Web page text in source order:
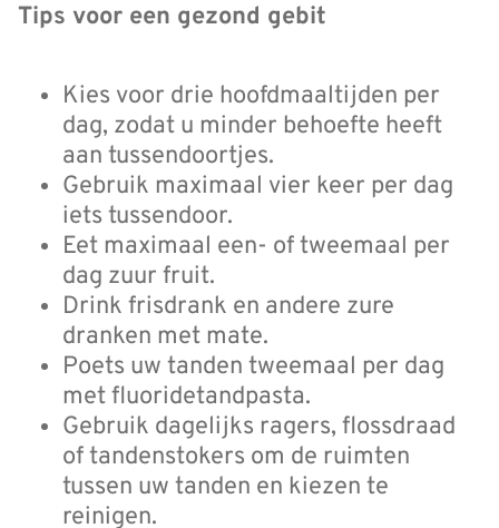
Tips voor een gezond gebit
Kies voor drie hoofdmaaltijden per
dag, zodat u minder behoefte heeft
aan tussendoortjes.
Gebruik maximaal vier keer per dag
iets tussendoor.
Eet maximaal een- of tweemaal per
dag zuur fruit.
Drink frisdrank en andere zure
dranken met mate.
Poets uw tanden tweemaal per dag
met fluoridetandpasta.
Gebruik dagelijks ragers, flossdraad
of tandenstokers om de ruimten
tussen uw tanden en kiezen te
reinigen.